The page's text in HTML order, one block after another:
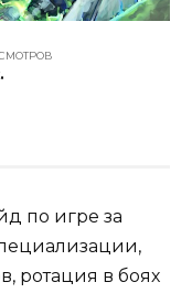
по игре за
ротация в боях